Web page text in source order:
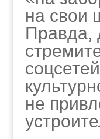
на свои
Правда,
не